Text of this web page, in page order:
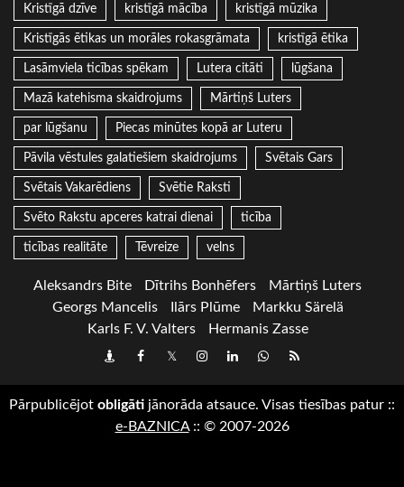
Kristīgā dzīve kristīgā mācība kristīgā mūzika
Kristīgās ētikas un morāles rokasgrāmata kristīgā ētika
Lasāmviela ticības spēkam Lutera citāti lūgšana
Mazā katehisma skaidrojums Mārtiņš Luters
par lūgšanu Piecas minūtes kopā ar Luteru
Pāvila vēstules galatiešiem skaidrojums Svētais Gars
Svētais Vakarēdiens Svētie Raksti
Svēto Rakstu apceres katrai dienai ticība
ticības realitāte Tēvreize velns
Aleksandrs Bite Dītrihs Bonhēfers
Mārtiņš Luters
Georgs Mancelis
Ilārs Plūme
Markku Särelä
Karls F. V. Valters
Hermanis Zasse
DraugiemFacebook
TwitterInstagram
LinkedInwhatsapp
RSS
Pārpublicējot obligāti jānorāda atsauce. Visas tiesības patur ::
e-BAZNICA:: © 2007-2026